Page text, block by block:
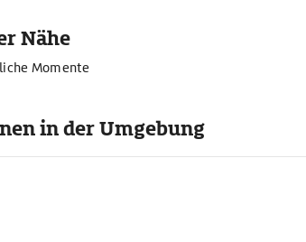
Nähe
Momente
in der Umgebung